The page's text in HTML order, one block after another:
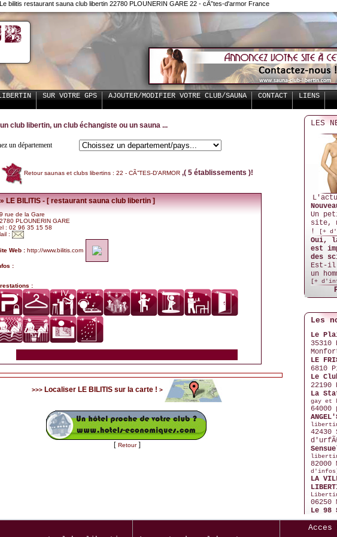
bilitis restaurant sauna club libertin 22780 PLOUNERIN GARE 22 - cÃ”tes-d'armor France
SUR VOTRE GPS AJOUTER/MODIFIER VOTRE CLUB/SAUNA CONTACT LIENS
club libertin, un club échangiste ou un sauna ...
un département
Retour saunas et clubs libertins : 22 - CÃ”TES-D'ARMOR ,( 5 établissements )!
LE BILITIS - [ restaurant sauna club libertin ]
rue de la Gare
PLOUNERIN GARE
: 02 96 35 15 58
:
Web : http://www.bilitis.com
:
:
>>> Localiser LE BILITIS sur la carte ! >
[ Retour]
LES
Un
site,
!
[+
Oui,
est
des
Est-il
un
[+
Les
Le
35310
LE
6810
Le
22190
La
gay et
64000
42430
82000
d'infos]
LA
06250
Le 98
76600
Acces